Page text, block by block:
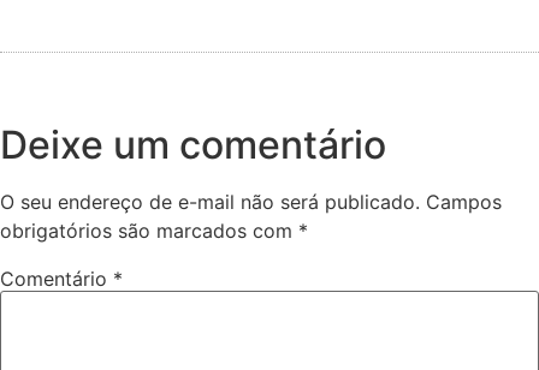
Deixe um comentário
O seu endereço de e-mail não será publicado. Campos
obrigatórios são marcados com *
Comentário *